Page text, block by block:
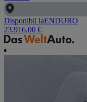
Disponibil laENDURO
23.916,00 €